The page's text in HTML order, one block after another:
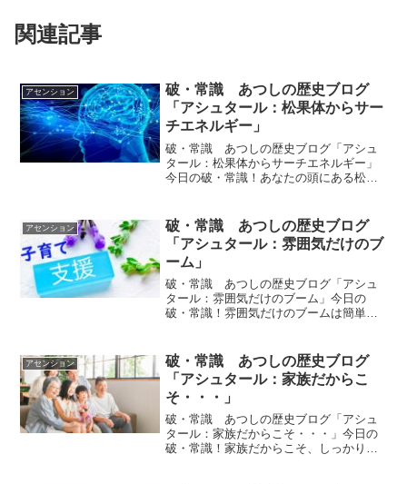
関連記事
アセンション
破・常識 あつしの歴史ブログ
「アシュタール：松果体からサー
チエネルギー」
破・常識 あつしの歴史ブログ「アシュ
タール：松果体からサーチエネルギー」
今日の破・常識！あなたの頭にある松果
す。そのエネルギーでエネルギー場をサ
ーチして欲しい情報を探してく...
アセンション
破・常識 あつしの歴史ブログ
「アシュタール：雰囲気だけのブ
ーム」
破・常識 あつしの歴史ブログ「アシュ
タール：雰囲気だけのブーム」今日の
破・常識！雰囲気だけのブームは簡単に
日のアシュタールからのメッセージをお
伝えします。「雰囲気だけの...
アセンション
破・常識 あつしの歴史ブログ
「アシュタール：家族だからこ
そ・・・」
破・常識 あつしの歴史ブログ「アシュ
タール：家族だからこそ・・・」今日の
破・常識！家族だからこそ、しっかりと